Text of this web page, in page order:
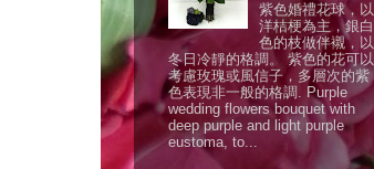
紫色婚禮花球，以
洋桔梗為主，銀白
色的枝做伴襯，以
冬日冷靜的格調。 紫色的花可以
考慮玫瑰或風信子，多層次的紫
色表現非一般的格調. Purple
wedding flowers bouquet with
deep purple and light purple
eustoma, to...